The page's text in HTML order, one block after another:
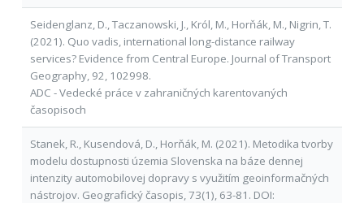
Seidenglanz, D., Taczanowski, J., Król, M., Horňák, M., Nigrin, T.
(2021). Quo vadis, international long-distance railway
services? Evidence from Central Europe. Journal of Transport
Geography, 92, 102998.
ADC - Vedecké práce v zahraničných karentovaných
časopisoch
Stanek, R., Kusendová, D., Horňák, M. (2021). Metodika tvorby
modelu dostupnosti územia Slovenska na báze dennej
intenzity automobilovej dopravy s využitím geoinformačných
nástrojov. Geografický časopis, 73(1), 63-81. DOI: